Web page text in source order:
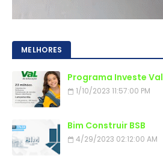
MELHORES
Programa Investe Val
1/10/2023 11:57:00 PM
Bim Construir BSB
4/29/2023 02:12:00 AM